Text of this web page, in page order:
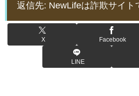
返信先: NewLifeは詐欺サイト
X Facebook
LINE